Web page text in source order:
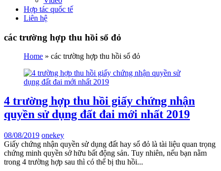
Hợp tác quốc tế
Liên hệ
các trường hợp thu hồi sổ đỏ
Home » các trường hợp thu hồi sổ đỏ
4 trường hợp thu hồi giấy chứng nhận
quyền sử dụng đất đai mới nhất 2019
08/08/2019 onekey
Giấy chứng nhận quyền sử dụng đất hay sổ đỏ là tài liệu quan trọng
chứng minh quyền sở hữu bất động sản. Tuy nhiên, nếu bạn nằm
trong 4 trường hợp sau thì có thể bị thu hồi...